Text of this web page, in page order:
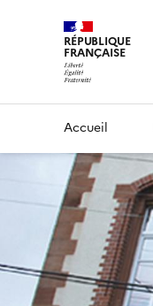
RÉPUBLIQUE
FRANÇAISE
Accueil